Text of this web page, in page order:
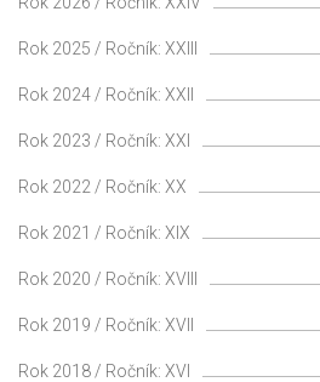
Rok 2025 / Ročník: XXIII
Rok 2024 / Ročník: XXII
Rok 2023 / Ročník: XXI
Rok 2022 / Ročník: XX
Rok 2021 / Ročník: XIX
Rok 2020 / Ročník: XVIII
Rok 2019 / Ročník: XVII
Rok 2018 / Ročník: XVI